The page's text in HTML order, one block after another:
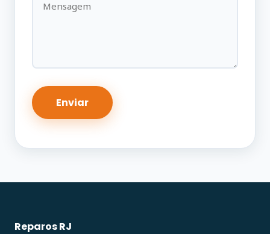
Reparos RJ